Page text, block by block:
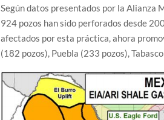
Según datos presentados por la Alianza
924 pozos han sido perforados desde
afectados por esta práctica, ahora
(182 pozos), Puebla (233 pozos),